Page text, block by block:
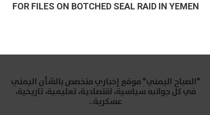
FOR FILES ON BOTCHED SEAL RAID IN YEMEN
"الصباح اليمني" موقع إخباري متخصص بالشأن اليمني
في كل جوانبه سياسية، اقتصادية، تعليمية، تاريخية،
عسكرية..